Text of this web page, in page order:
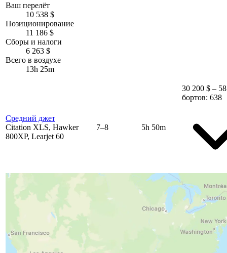
Ваш перелёт
10 538 $
Позиционирование
11 186 $
Сборы и налоги
6 263 $
Всего в воздухе
13h 25m
Средний джет
Citation XLS, Hawker
800XP, Learjet 60
7–8 5h 50m
30 200 $ –
бортов: 638